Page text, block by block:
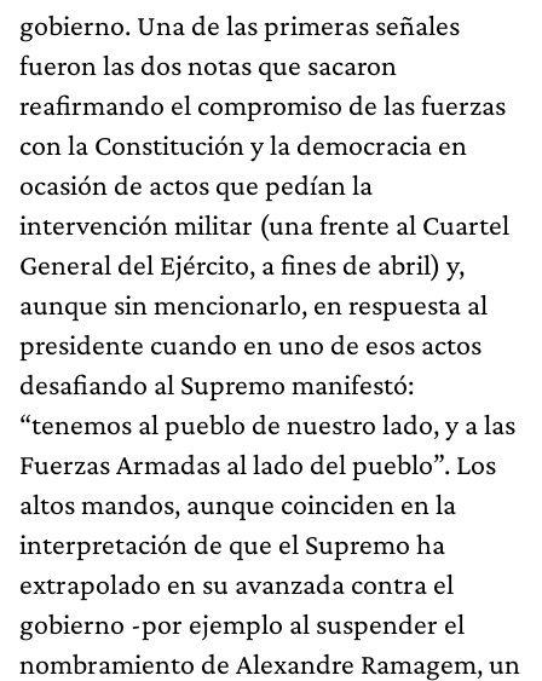
gobierno. Una de las primeras señales
fueron las dos notas que sacaron
reafirmando el compromiso de las fuerzas
con la Constitución y la democracia en
ocasión de actos que pedían la
intervención militar (una frente al Cuartel
General del Ejército, a fines de abril) y,
aunque sin mencionarlo, en respuesta al
presidente cuando en uno de esos actos
desafiando al Supremo manifestó:
“tenemos al pueblo de nuestro lado, y a las
Fuerzas Armadas al lado del pueblo”. Los
altos mandos, aunque coinciden en la
interpretación de que el Supremo ha
extrapolado en su avanzada contra el
gobierno -por ejemplo al suspender el
nombramiento de Alexandre Ramagem, un